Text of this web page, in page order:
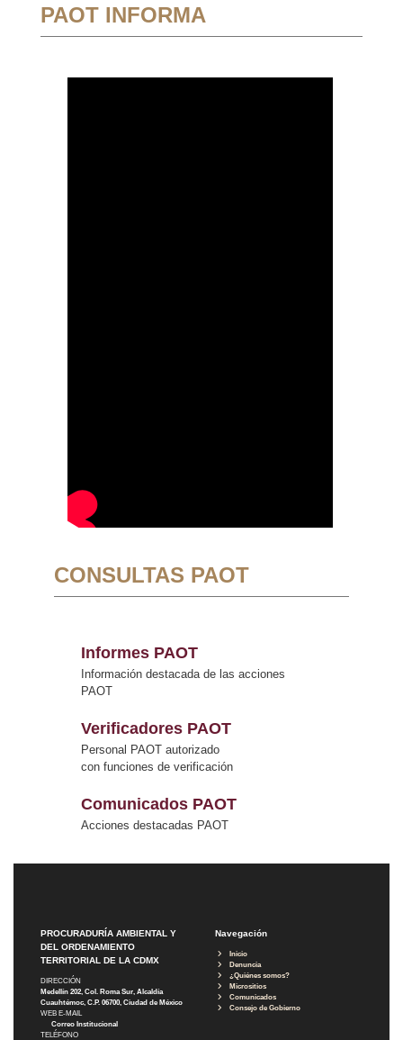
PAOT INFORMA
CONSULTAS PAOT
Informes PAOT
Información destacada de las acciones
PAOT
Verificadores PAOT
Personal PAOT autorizado
con funciones de verificación
Comunicados PAOT
Acciones destacadas PAOT
PROCURADURÍA AMBIENTAL Y
DEL ORDENAMIENTO
TERRITORIAL DE LA CDMX
DIRECCIÓN
Medellín 202, Col. Roma Sur, Alcaldía
Cuauhtémoc, C.P. 06700, Ciudad de México
WEB E-MAIL
Correo Institucional
TELÉFONO
Navegación
Inicio
Denuncia
¿Quiénes somos?
Micrositios
Comunicados
Consejo de Gobierno